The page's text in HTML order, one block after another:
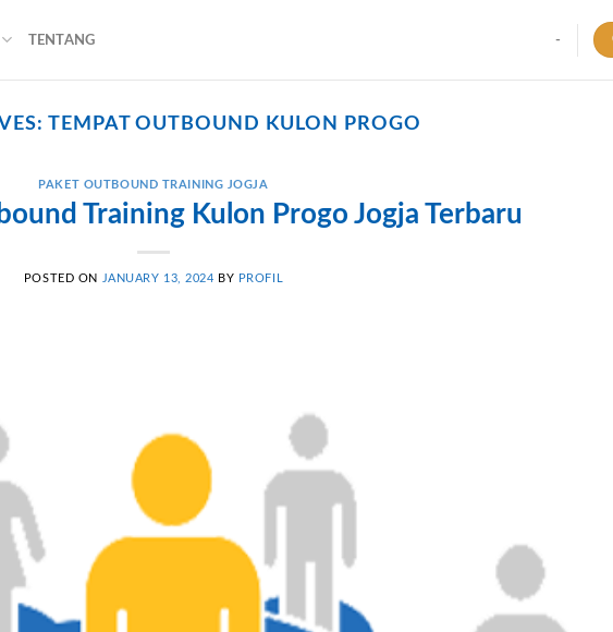
TENTANG -
TEMPAT OUTBOUND KULON PROGO
PAKET OUTBOUND TRAINING JOGJA
Training Kulon Progo Jogja Terbaru
POSTED ON JANUARY 13, 2024 BY PROFIL